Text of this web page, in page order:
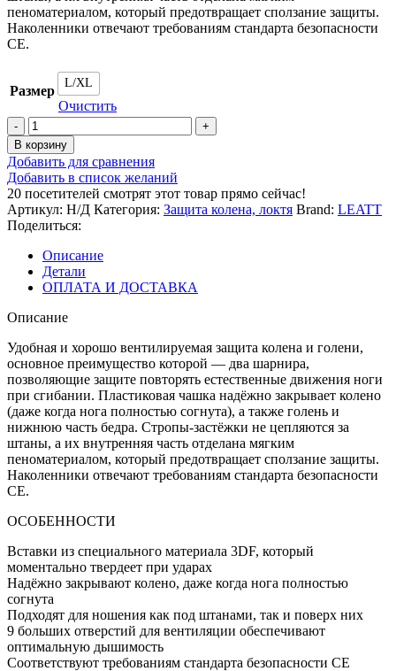
пеноматериалом, который предотвращает сползание защиты.
Наколенники отвечают требованиям стандарта безопасности
CE.
Размер L/XL
Очистить
Количество
товара
Наколенники
Leatt
Dual
Axis
Knee
&
Shin
Guard
Lime/Blue
В корзину
Добавить для сравнения
Добавить в список желаний
20 посетителей смотрят этот товар прямо сейчас!
Артикул: Н/Д Категория: Защита колена, локтя Brand: LEATT
Поделиться:
Описание
Детали
ОПЛАТА И ДОСТАВКА
Описание
Удобная и хорошо вентилируемая защита колена и голени,
основное преимущество которой — два шарнира,
позволяющие защите повторять естественные движения ноги
при сгибании. Пластиковая чашка надёжно закрывает колено
(даже когда нога полностью согнута), а также голень и
нижнюю часть бедра. Стропы-застёжки не цепляются за
штаны, а их внутренняя часть отделана мягким
пеноматериалом, который предотвращает сползание защиты.
Наколенники отвечают требованиям стандарта безопасности
CE.
ОСОБЕННОСТИ
Вставки из специального материала 3DF, который
моментально твердеет при ударах
Надёжно закрывают колено, даже когда нога полностью
согнута
Подходят для ношения как под штанами, так и поверх них
9 больших отверстий для вентиляции обеспечивают
оптимальную дышимость
Соответствуют требованиям стандарта безопасности CE